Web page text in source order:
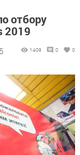
отбору
2019
1409 0 0